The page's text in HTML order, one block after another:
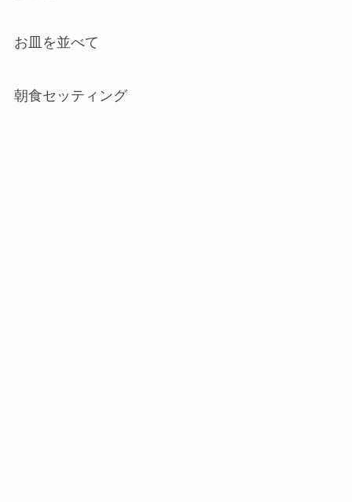
お皿を並べて
朝食セッティング